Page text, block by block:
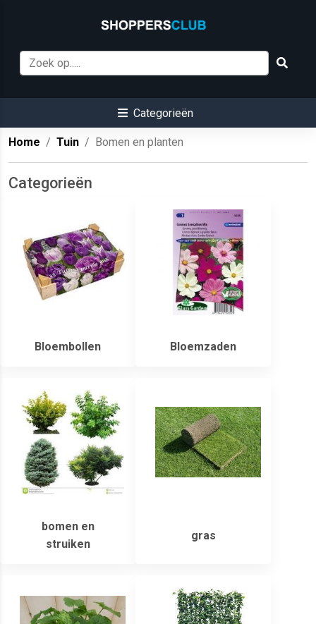
Categorieën
Home Tuin Bomen en planten
Categorieën
Bloembollen Bloemzaden
bomen en
struiken
gras